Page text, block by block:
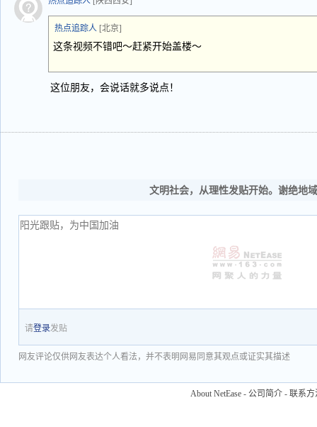
热点追踪人 [北京]
这条视频不错吧～赶紧开始盖楼～
这位朋友，会说话就多说点！
文明社会，从理性发贴开始。谢绝地
请登录发贴
网友评论仅供网友表达个人看法，并不表明网易同意其观点或证实其描述
About NetEase - 公司简介 - 联系方